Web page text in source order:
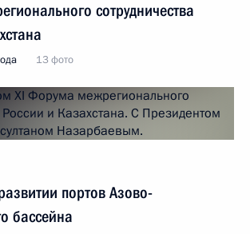
сотрудничества
13 фото
портов Азово-
бассейна